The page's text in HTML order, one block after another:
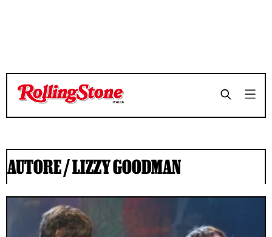
AUTORE /LIZZY GOODMAN